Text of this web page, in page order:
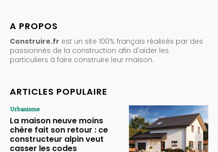
A PROPOS
Construire.fr est un site 100% français réalisés par des
passionnés de la construction afin d'aider les
particuliers à faire construire leur maison.
ARTICLES POPULAIRE
Urbanisme
La maison neuve moins
chère fait son retour : ce
constructeur alpin veut
casser les codes